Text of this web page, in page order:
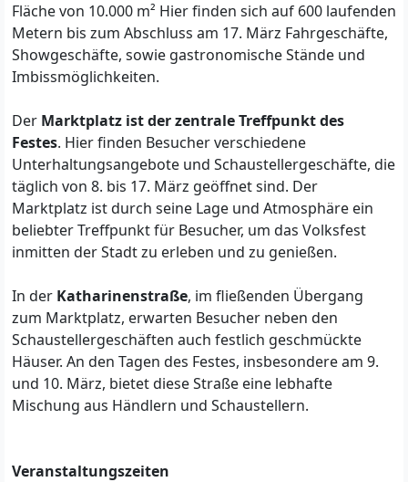
Fläche von 10.000 m² Hier finden sich auf 600 laufenden
Metern bis zum Abschluss am 17. März Fahrgeschäfte,
Showgeschäfte, sowie gastronomische Stände und
Imbissmöglichkeiten.
Der Marktplatz ist der zentrale Treffpunkt des
Festes. Hier finden Besucher verschiedene
Unterhaltungsangebote und Schaustellergeschäfte, die
täglich von 8. bis 17. März geöffnet sind. Der
Marktplatz ist durch seine Lage und Atmosphäre ein
beliebter Treffpunkt für Besucher, um das Volksfest
inmitten der Stadt zu erleben und zu genießen.
In der Katharinenstraße, im fließenden Übergang
zum Marktplatz, erwarten Besucher neben den
Schaustellergeschäften auch festlich geschmückte
Häuser. An den Tagen des Festes, insbesondere am 9.
und 10. März, bietet diese Straße eine lebhafte
Mischung aus Händlern und Schaustellern.
Veranstaltungszeiten